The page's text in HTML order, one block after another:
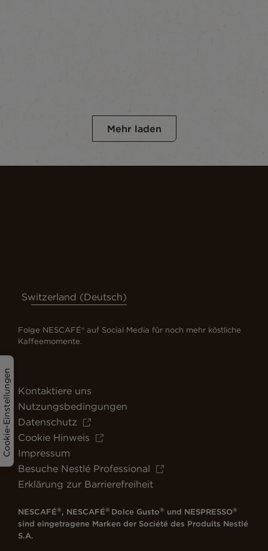
Mehr laden
Cookie-Einstellungen
Switzerland (Deutsch)
Folge NESCAFÉ® auf Social Media für noch mehr köstliche
Kaffeemomente.
Kontaktiere uns
Nutzungsbedingungen
Datenschutz
Cookie Hinweis
Impressum
Besuche Nestlé Professional
Erklärung zur Barrierefreiheit
NESCAFÉ®, NESCAFÉ®Dolce Gusto® und NESPRESSO®
sind eingetragene Marken der Société des Produits Nestlé
S.A.